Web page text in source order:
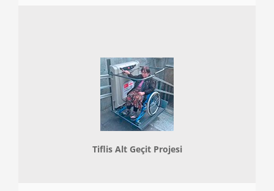
Tiflis Alt Geçit Projesi